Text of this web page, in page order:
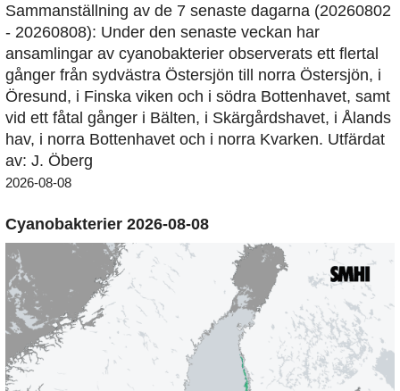
Sammanställning av de 7 senaste dagarna (20260802
- 20260808): Under den senaste veckan har
ansamlingar av cyanobakterier observerats ett flertal
gånger från sydvästra Östersjön till norra Östersjön, i
Öresund, i Finska viken och i södra Bottenhavet, samt
vid ett fåtal gånger i Bälten, i Skärgårdshavet, i Ålands
hav, i norra Bottenhavet och i norra Kvarken. Utfärdat
av: J. Öberg
2026-08-08
Cyanobakterier 2026-08-08